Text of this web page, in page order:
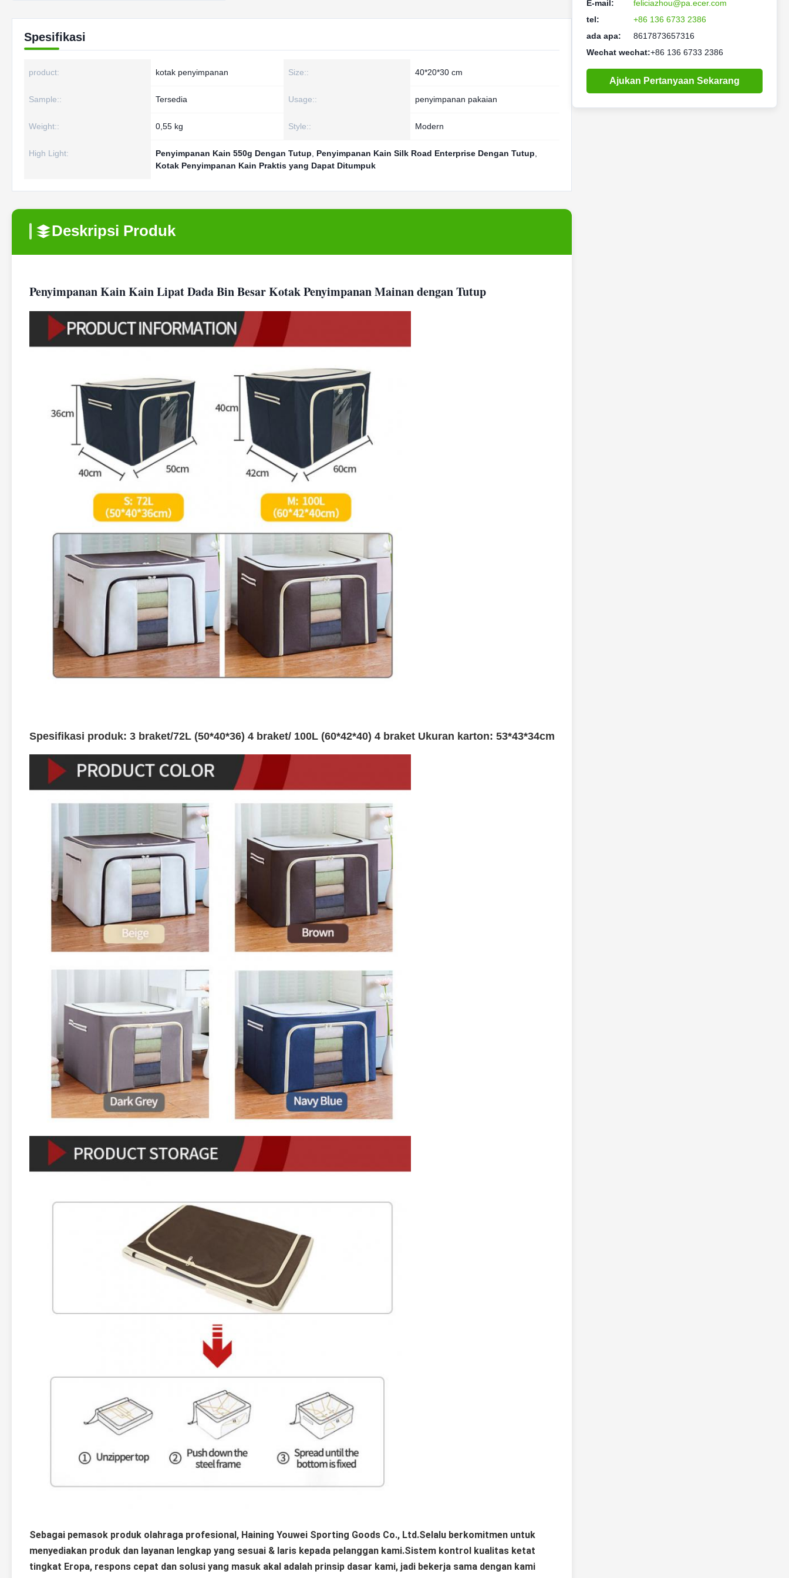
Spesifikasi
product: kotak penyimpanan Size:: 40*20*30 cm
Sample:: Tersedia Usage:: penyimpanan pakaian
Weight:: 0,55 kg Style:: Modern
High Light: Penyimpanan Kain 550g Dengan Tutup Penyimpanan Kain Silk Road Enterprise Dengan Tutup
Kotak Penyimpanan Kain Praktis yang Dapat Ditumpuk
Deskripsi Produk
Penyimpanan Kain Kain Lipat Dada Bin Besar Kotak Penyimpanan Mainan dengan Tutup
Spesifikasi produk: 3 braket/72L (50*40*36) 4 braket/ 100L (60*42*40) 4 braket Ukuran karton: 53*43*34cm 20KG 62*45*20cm 15.5KG
Sebagai pemasok produk olahraga profesional, Haining Youwei Sporting Goods Co., Ltd.Selalu berkomitmen untuk
menyediakan produk dan layanan lengkap yang sesuai & laris kepada pelanggan kami.Sistem kontrol kualitas ketat
tingkat Eropa, respons cepat dan solusi yang masuk akal adalah prinsip dasar kami, jadi bekerja sama dengan kami
E-mail:
feliciazhou@pa.ecer.com
tel:
+86 136 6733 2386
ada apa:
8617873657316
Wechat wechat:+86 136 6733 2386
Ajukan Pertanyaan Sekarang